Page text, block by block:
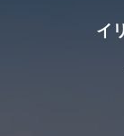
イ